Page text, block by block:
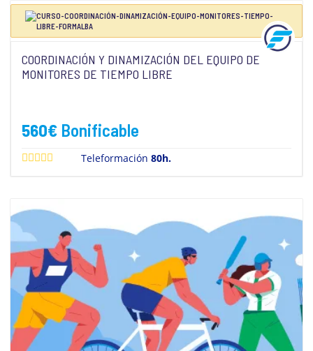
COORDINACIÓN Y DINAMIZACIÓN DEL EQUIPO DE
MONITORES DE TIEMPO LIBRE
560€ Bonificable
Teleformación80h.